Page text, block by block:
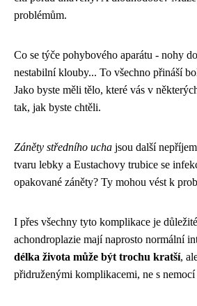
problémům.
Co se týče pohybového aparátu - nohy
nestabilní klouby... To všechno přináší
Jako byste měli tělo, které vás v
tak, jak byste chtěli.
Záněty středního ucha jsou další
tvaru lebky a Eustachovy trubice se
opakované záněty? Ty mohou vést k
I přes všechny tyto komplikace je
achondroplazie mají naprosto normální
délka života může být trochu kratší,
přidruženými komplikacemi, ne s nemocí